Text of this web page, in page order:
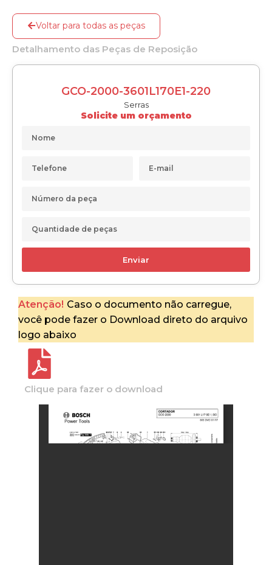
Voltar para todas as peças
Detalhamento das Peças de Reposição
GCO-2000-3601L170E1-220
Serras
Solicite um orçamento
Enviar
Atenção! Caso o documento não carregue,
você pode fazer o Download direto do arquivo
logo abaixo
Clique para fazer o download